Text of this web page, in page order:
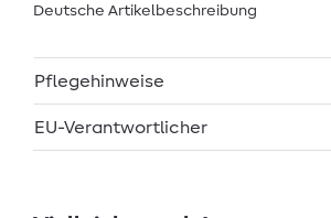
Deutsche Artikelbeschreibung
Pflegehinweise
EU-Verantwortlicher